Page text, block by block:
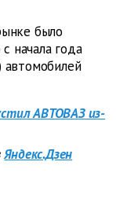
было
начала года
автомобилей
АВТОВАЗ из-
Яндекс.Дзен